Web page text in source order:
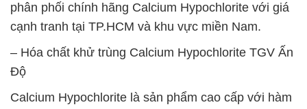
phân phối chính hãng Calcium Hypochlorite với giá
cạnh tranh tại TP.HCM và khu vực miền Nam.
– Hóa chất khử trùng Calcium Hypochlorite TGV Ấn
Độ
Calcium Hypochlorite là sản phẩm cao cấp với hàm